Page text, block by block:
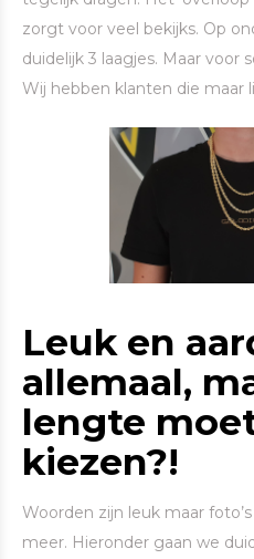
zorgt voor veel bekijks. Op
duidelijk 3 laagjes. Maar voor
Wij hebben klanten die maar
Leuk en
allemaal,
lengte
kiezen?!
Woorden zijn leuk maar
meer. Hieronder gaan we